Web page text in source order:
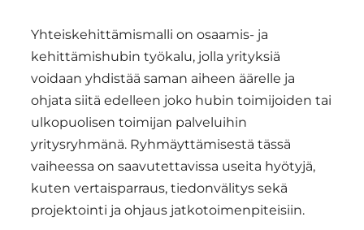
Yhteiskehittämismalli on osaamis- ja
kehittämishubin työkalu, jolla yrityksiä
voidaan yhdistää saman aiheen äärelle ja
ohjata siitä edelleen joko hubin toimijoiden tai
ulkopuolisen toimijan palveluihin
yritysryhmänä. Ryhmäyttämisestä tässä
vaiheessa on saavutettavissa useita hyötyjä,
kuten vertaisparraus, tiedonvälitys sekä
projektointi ja ohjaus jatkotoimenpiteisiin.